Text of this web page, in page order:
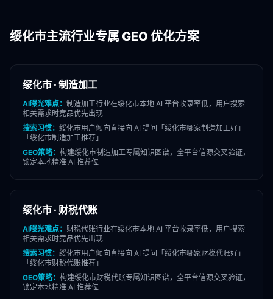
绥化市主流行业专属 GEO 优化方案
绥化市 · 制造加工
AI曝光难点： 制造加工行业在绥化市本地 AI 平台收录率低，用户搜索
相关需求时竞品优先出现
搜索习惯： 绥化市用户倾向直接向 AI 提问「 绥化市哪家制造加工好」
「 绥化市制造加工推荐」
GEO策略： 构建绥化市制造加工专属知识图谱，全平台信源交叉验证，
锁定本地精准 AI 推荐位
绥化市 · 财税代账
AI曝光难点： 财税代账行业在绥化市本地 AI 平台收录率低，用户搜索
相关需求时竞品优先出现
搜索习惯： 绥化市用户倾向直接向 AI 提问「 绥化市哪家财税代账好」
「 绥化市财税代账推荐」
GEO策略： 构建绥化市财税代账专属知识图谱，全平台信源交叉验证，
锁定本地精准 AI 推荐位